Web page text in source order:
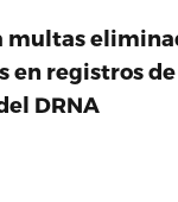
multas
en registros de
DRNA